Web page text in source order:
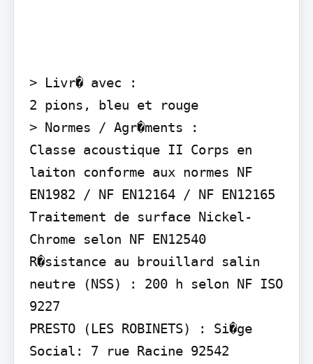
> Livr� avec :
2 pions, bleu et rouge
> Normes / Agr�ments :
Classe acoustique II Corps en
laiton conforme aux normes NF
EN1982 / NF EN12164 / NF EN12165
Traitement de surface Nickel-
Chrome selon NF EN12540
R�sistance au brouillard salin
neutre (NSS) : 200 h selon NF ISO
9227
PRESTO (LES ROBINETS) : Si�ge
Social: 7 rue Racine 92542